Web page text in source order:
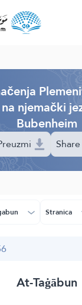
- API
nas
njemački
Bubenheim
Share
Stranica
At-Taġābun